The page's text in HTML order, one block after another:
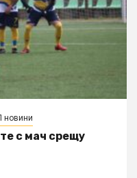
новини
с мач срещу